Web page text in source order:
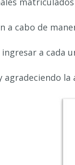
a cabo de
a cada